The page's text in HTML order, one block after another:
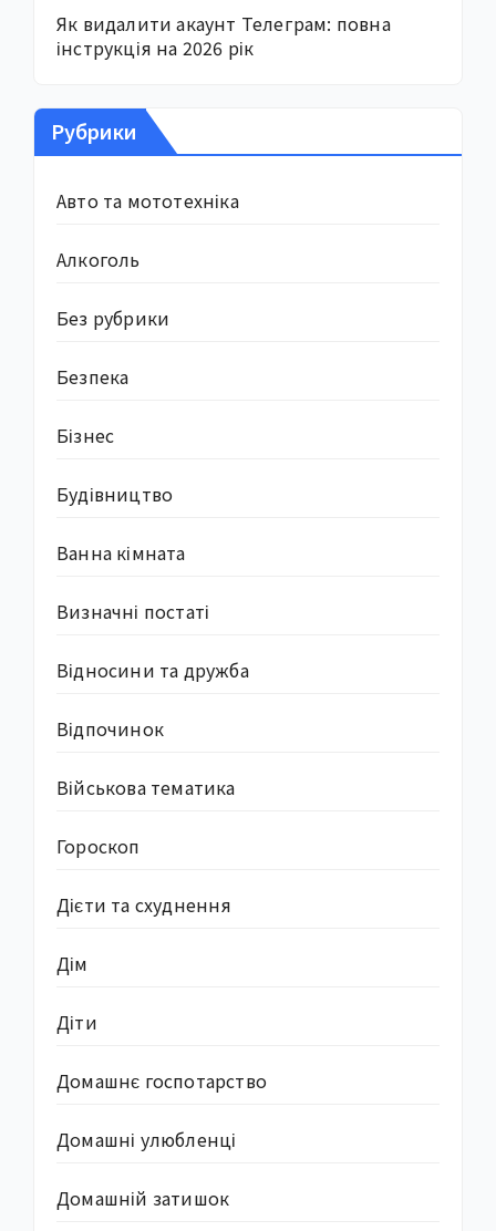
Як видалити акаунт Телеграм: повна
інструкція на 2026 рік
Рубрики
Авто та мототехніка
Алкоголь
Без рубрики
Безпека
Бізнес
Будівництво
Ванна кімната
Визначні постаті
Відносини та дружба
Відпочинок
Військова тематика
Гороскоп
Дієти та схуднення
Дім
Діти
Домашнє госпотарство
Домашні улюбленці
Домашній затишок